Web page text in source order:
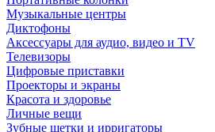
Музыкальные центры
Диктофоны
Аксессуары для аудио, видео и TV
Телевизоры
Цифровые приставки
Проекторы и экраны
Красота и здоровье
Личные вещи
Зубные щетки и ирригаторы